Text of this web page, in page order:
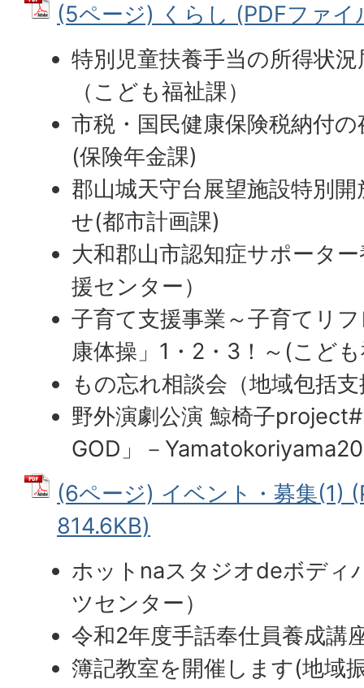
(5ページ) くらし (PDFファイ
特別児童扶養手当の所得状
（こども福祉課）
市税・国民健康保険税納付
(保険年金課)
郡山城天守台展望施設特別
せ(都市計画課)
大和郡山市認知症サポータ
援センター）
子育て支援事業～子育てリ
康体操」1・2・3！～(こど
もの忘れ相談会（地域包括
野外演劇公演 鯨椅子project
GOD 」－
(6ページ) イベント・募集(1)
814.6KB)
ホットnaスタジオdeボディ
ツセンター）
令和2年度手話奉仕員養成講
簿記教室を開催します(地域